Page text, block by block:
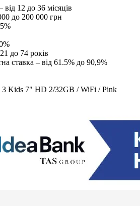
12 до 36 місяців
до 200 000 грн
до 74 років
ставка – від 61.5% до 90,9%
Kids 7" HD 2/32GB / WiFi / Pink